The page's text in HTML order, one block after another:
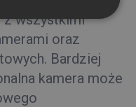
z wszystkimi
oraz
Bardziej
kamera może